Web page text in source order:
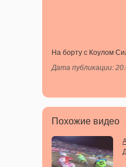
На борту с Коулом
Дата публикации:
Похожие видео